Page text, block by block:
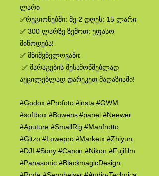
ლარი
✅რეგიონებში: მე-2 დღეს: 15 ლარი
✅ 300 ლარზე ზემოთ: უფასო
მიწოდება!
✅ მნიშვნელოვანი:
✅ მარაგების შესამოწმებლად
აუცილებლად დარეკეთ მაღაზიაში!
#Godox #Profoto #insta #GWM
#softbox #Bowens #panel #Neewer
#Aputure #SmallRig #Manfrotto
#Gitzo #Lowepro #Marketx #Zhiyun
#DJI #Sony #Canon #Nikon #Fujifilm
#Panasonic #BlackmagicDesign